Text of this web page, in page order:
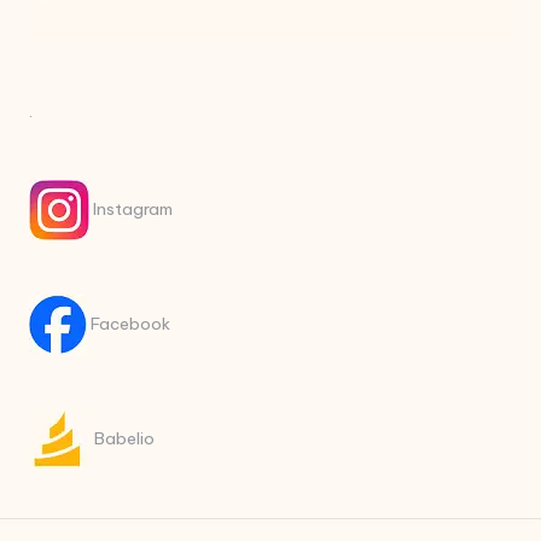
.
Instagram
Facebook
Babelio